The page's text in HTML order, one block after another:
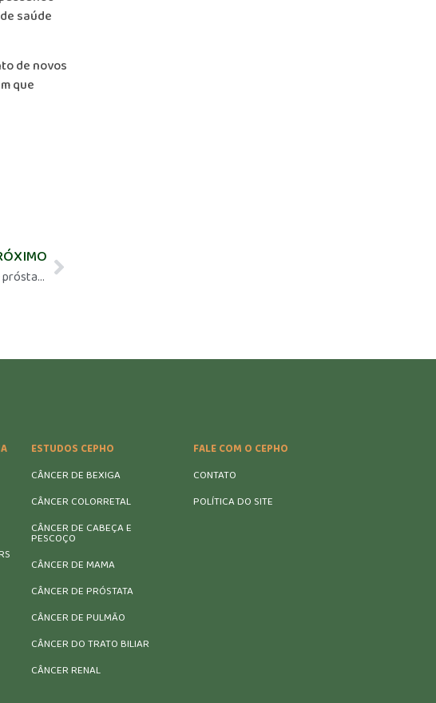
saúde
de novos
que
CEPHO Meeting – 30/08 às 15h30 – O câncer de próstata hormônio sensível metastático: pra quem, como e quando intensificar o tratamento
ESTUDOS CEPHO
CÂNCER DE BEXIGA
CÂNCER COLORRETAL
CÂNCER DE CABEÇA E
PESCOÇO
CÂNCER DE MAMA
CÂNCER DE PRÓSTATA
CÂNCER DE PULMÃO
CÂNCER DO TRATO BILIAR
CÂNCER RENAL
FALE COM O CEPHO
CONTATO
POLÍTICA DO SITE